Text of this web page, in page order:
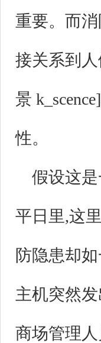
重要。而
接关系到
景
性。
假设这
平日里,这
防隐患却
主机突然
商场管理